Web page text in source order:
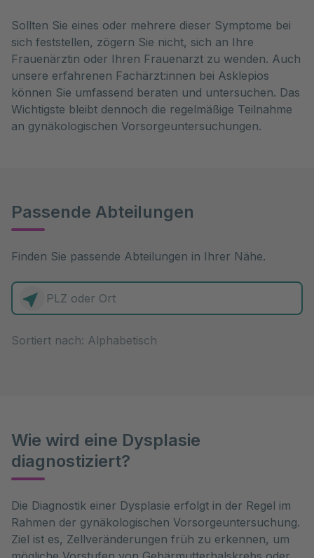
Sollten Sie eines oder mehrere dieser Symptome bei
sich feststellen, zögern Sie nicht, sich an Ihre
Frauenärztin oder Ihren Frauenarzt zu wenden. Auch
unsere erfahrenen Fachärzt:innen bei Asklepios
können Sie umfassend beraten und untersuchen. Das
Wichtigste bleibt dennoch die regelmäßige Teilnahme
an gynäkologischen Vorsorgeuntersuchungen.
Passende Abteilungen
Finden Sie passende Abteilungen in Ihrer Nähe.
Wie wird eine Dysplasie
diagnostiziert?
Die Diagnostik einer Dysplasie erfolgt in der Regel im
Rahmen der gynäkologischen Vorsorgeuntersuchung.
Ziel ist es, Zellveränderungen früh zu erkennen, um